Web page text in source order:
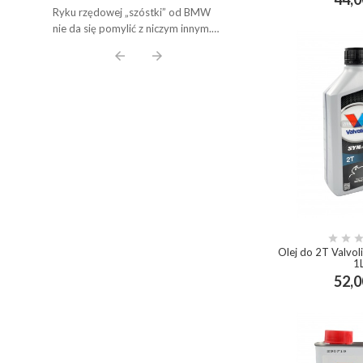
Współczesnych Potworów B58.
Olej Idealny!
Ryku rzędowej „szóstki” od BMW
nie da się pomylić z niczym innym.
Monachium to prawdziwe, pancerne
arrow_back arrow_forward
  
Olej do 2T